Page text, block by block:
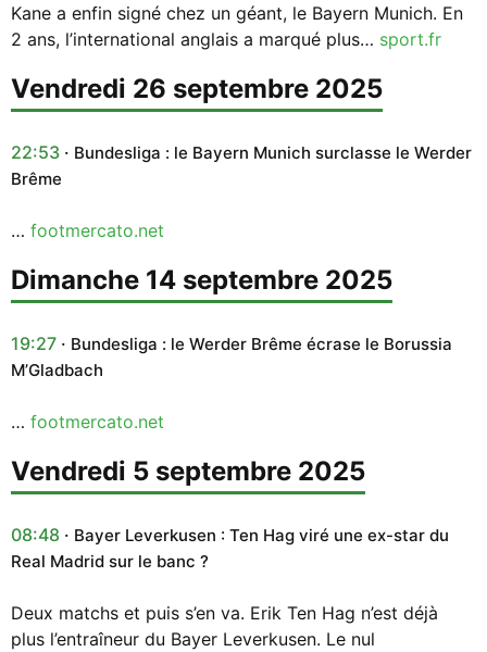
Kane a enfin signé chez un géant, le Bayern Munich. En
2 ans, l’international anglais a marqué plus… sport.fr
vendredi 26 septembre 2025
22:53
Bundesliga : le Bayern Munich surclasse le Werder
Brême
… footmercato.net
dimanche 14 septembre 2025
19:27
Bundesliga : le Werder Brême écrase le Borussia
M’Gladbach
… footmercato.net
vendredi 5 septembre 2025
08:48
Bayer Leverkusen : Ten Hag viré une ex-star du
Real Madrid sur le banc ?
Deux matchs et puis s’en va. Erik Ten Hag n’est déjà
plus l’entraîneur du Bayer Leverkusen. Le nul